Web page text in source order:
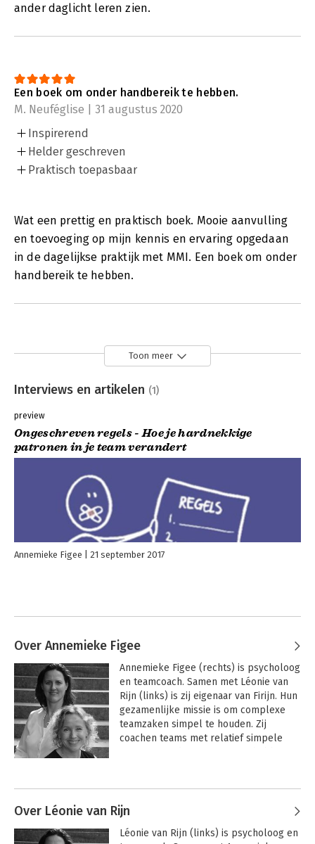
ander daglicht leren zien.
Een boek om onder handbereik te hebben.
M. Neuféglise | 31 augustus 2020
Inspirerend
Helder geschreven
Praktisch toepasbaar
Wat een prettig en praktisch boek. Mooie aanvulling
en toevoeging op mijn kennis en ervaring opgedaan
in de dagelijkse praktijk met MMI. Een boek om onder
handbereik te hebben.
Toon meer
Interviews en artikelen (1)
preview
Ongeschreven regels - Hoe je hardnekkige
patronen in je team verandert
Annemieke Figee 21 september 2017
Over Annemieke Figee
Annemieke Figee (rechts) is psycholoog
en teamcoach. Samen met Léonie van
Rijn (links) is zij eigenaar van Firijn. Hun
gezamenlijke missie is om complexe
teamzaken simpel te houden. Zij
coachen teams met relatief simpele
hardnekkige patronen in teams te
regels van het team een grote rol
Over Léonie van Rijn
Léonie van Rijn (links) is psycholoog en